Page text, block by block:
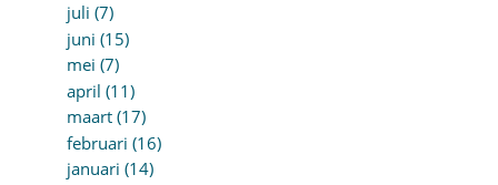
juli (7)
juni (15)
mei (7)
april (11)
maart (17)
februari (16)
januari (14)